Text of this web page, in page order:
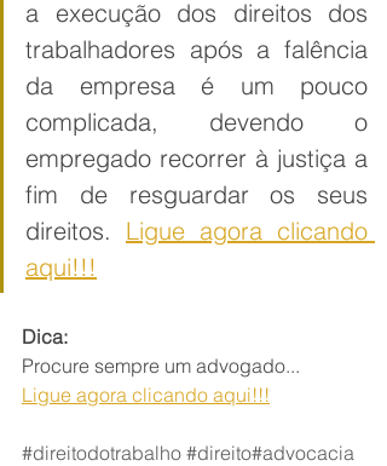
a execução dos direitos dos
trabalhadores após a falência
da empresa é um pouco
complicada, devendo o
empregado recorrer à justiça a
fim de resguardar os seus
direitos. Ligue agora clicando
aqui!!!
Dica:
Procure sempre um advogado...
Ligue agora clicando aqui!!!
#direitodotrabalho #direito#advocacia